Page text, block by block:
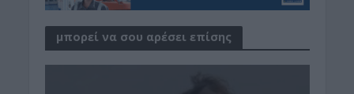
μπορεί να σου αρέσει επίσης